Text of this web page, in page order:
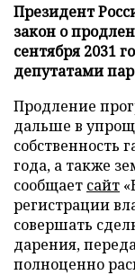
Президент
закон о
сентября 2031
депутатами
Продление
дальше в
собственность
года, а также
сообщает сайт
регистрации
совершать
дарения,
полноценно